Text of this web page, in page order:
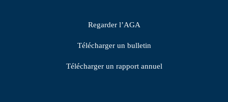
Regarder l’AGA
Télécharger un bulletin
Télécharger un rapport annuel